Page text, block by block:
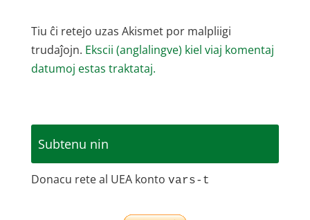
Tiu ĉi retejo uzas Akismet por malpliigi
trudaĵojn. Ekscii (anglalingve) kiel viaj komentaj
datumoj estas traktataj.
Subtenu nin
Donacu rete al UEA konto vars-t